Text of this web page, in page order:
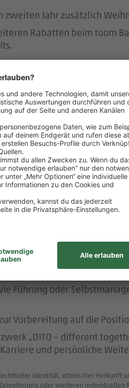
Jahr zusätzlich
Rabatten beim toom
mehr Rente im Alter.
unterstützen
bei PENNY eine
von
dich.
bei denen du mit deinen
Führung oder
Vorbereitung auf die
„DITO – different
und persönliche
Identität, ethnischer Herkunft
oder weiteren individuellen